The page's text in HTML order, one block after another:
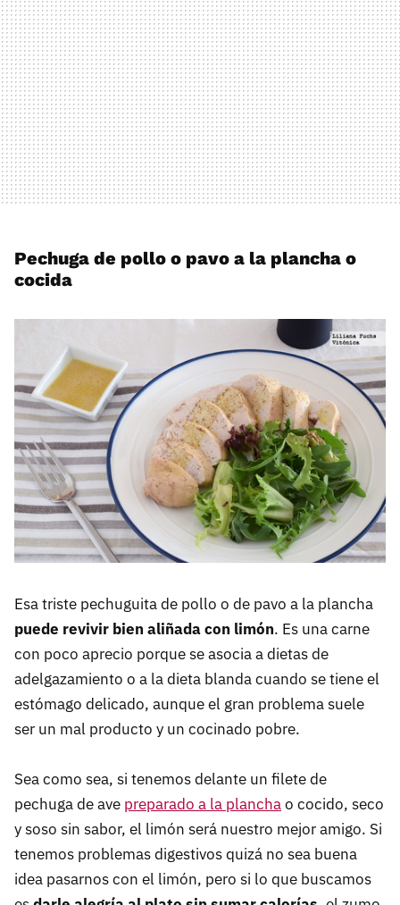
Pechuga de pollo o pavo a la plancha o
cocida
Esa triste pechuguita de pollo o de pavo a la plancha
puede revivir bien aliñada con limón. Es una carne
con poco aprecio porque se asocia a dietas de
adelgazamiento o a la dieta blanda cuando se tiene el
estómago delicado, aunque el gran problema suele
ser un mal producto y un cocinado pobre.
Sea como sea, si tenemos delante un filete de
pechuga de ave preparado a la planchao cocido, seco
y soso sin sabor, el limón será nuestro mejor amigo. Si
tenemos problemas digestivos quizá no sea buena
idea pasarnos con el limón, pero si lo que buscamos